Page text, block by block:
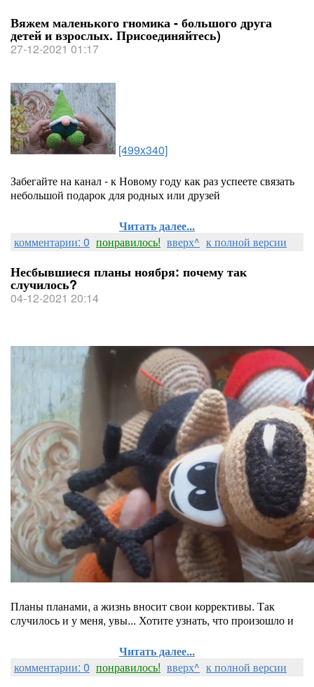
Вяжем маленького гномика - большого друга
детей и взрослых. Присоединяйтесь)
27-12-2021 01:17
[499x340]
Забегайте на канал - к Новому году как раз успеете связать
небольшой подарок для родных или друзей
Читать далее...
комментарии: 0 понравилось! вверх^ к полной версии
Несбывшиеся планы ноября: почему так
случилось?
04-12-2021 20:14
Планы планами, а жизнь вносит свои коррективы. Так
случилось и у меня, увы... Хотите узнать, что произошло и
Читать далее...
комментарии: 0 понравилось! вверх^ к полной версии